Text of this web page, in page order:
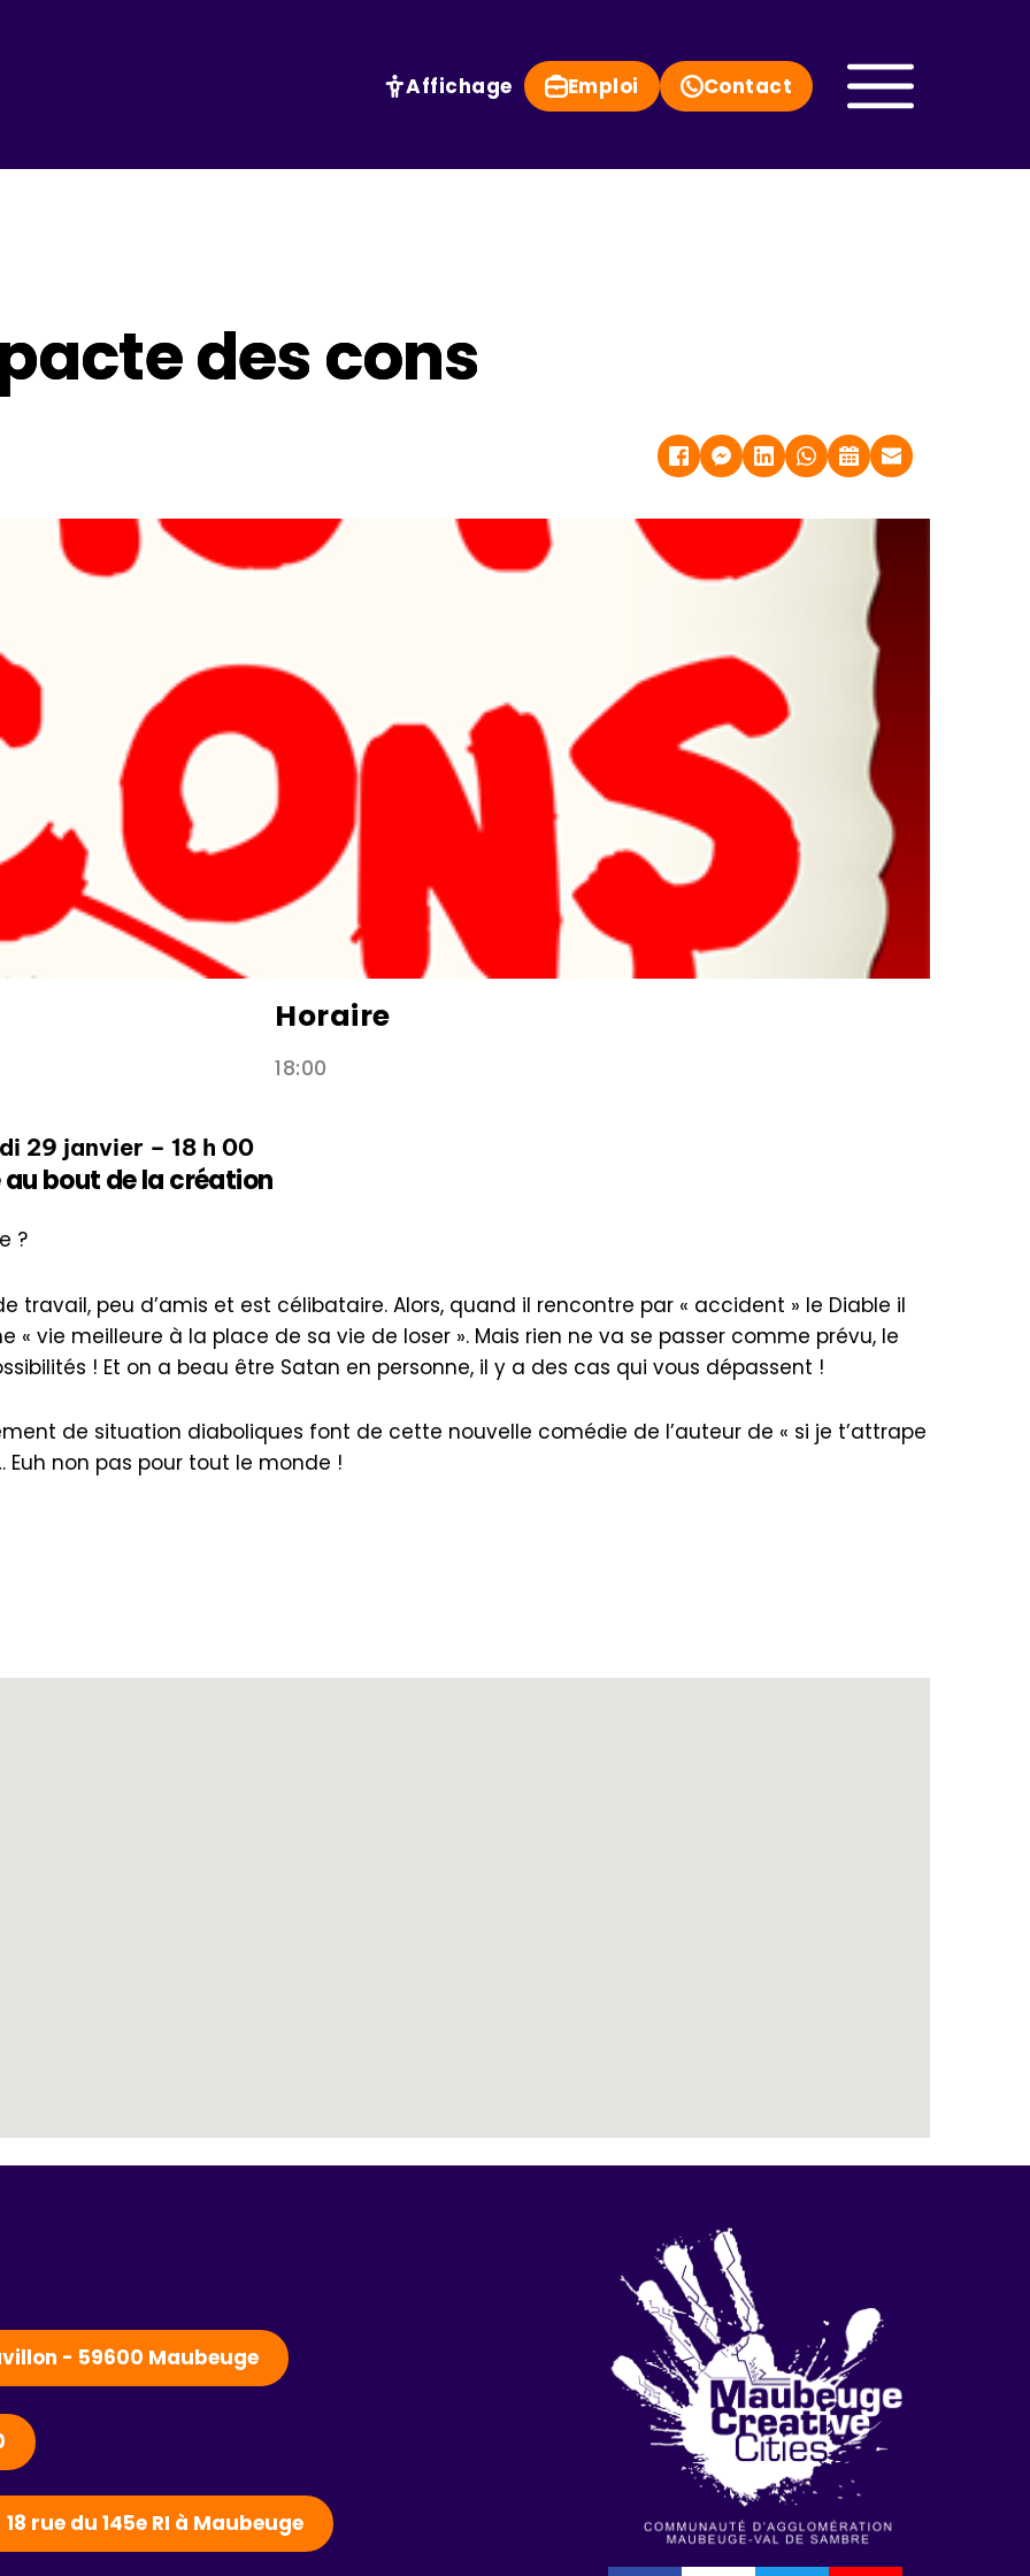
Affichage Emploi Contact
des cons
Horaire
18:00
29 janvier – 18 h 00
bout de la création
?
travail, peu d’amis et est célibataire. Alors, quand il rencontre par « accident » le Diable il
vie meilleure à la place de sa vie de loser ». Mais rien ne va se passer comme prévu, le
! Et on a beau être Satan en personne, il y a des cas qui vous dépassent !
de situation diaboliques font de cette nouvelle comédie de l’auteur de « si je t’attrape
non pas pour tout le monde !
- 59600 Maubeuge
rue du 145e RI à Maubeuge